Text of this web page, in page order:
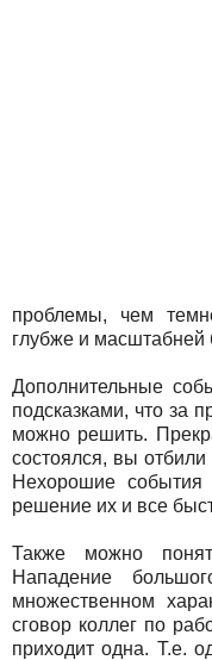
проблемы, чем
глубже и масштабней
Дополнительные
подсказками, что за
можно решить.
состоялся, вы отбили
Нехорошие
решение их и все
Также можно
Нападение
множественном
сговор коллег по
приходит одна. Т.е.